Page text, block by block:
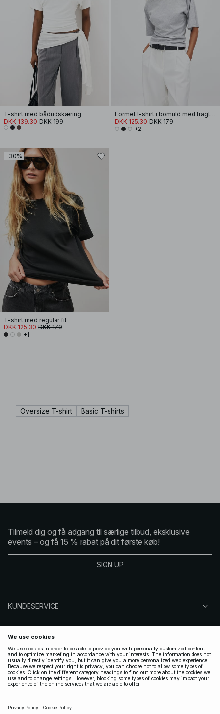
T-shirt med bådudskæring
DKK 139.30 DKK 199
Formet t-shirt i bomuld med tragtformet halsudskæring
DKK 125.30 DKK 179
+2
-30%
T-shirt med regular fit
DKK 125.30 DKK 179
+1
Oversize T-shirt Basic T-shirts
Tilmeld dig og få adgang til særlige tilbud, eksklusive
events – og få 15 % rabat på dit første køb!
SIGN UP
KUNDESERVICE
FØLG OS
GYLDIGE